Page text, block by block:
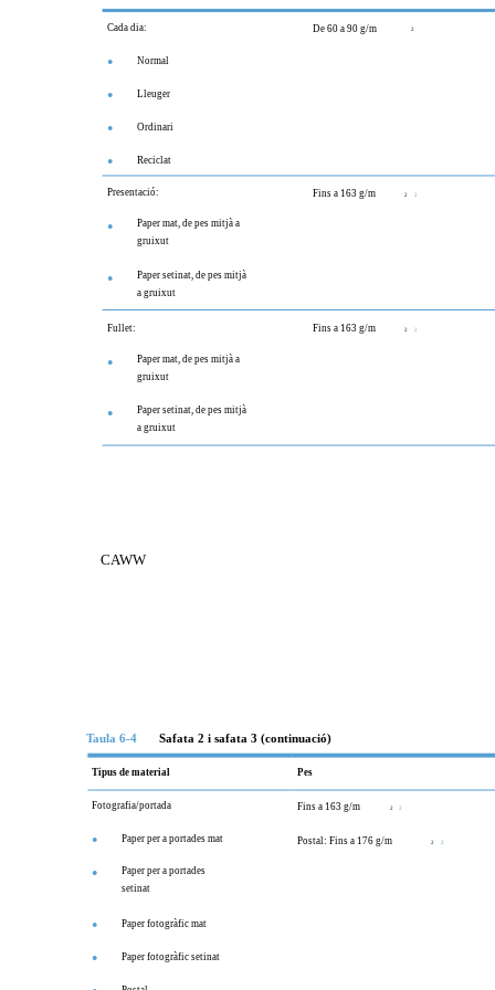
Cada dia:
● Normal
● Lleuger
● Ordinari
● Reciclat
De 60 a 90 g/m 2
Presentació:
●
Paper mat, de pes mitjà a
gruixut
●
Paper setinat, de pes mitjà
a gruixut
Fins a 163 g/m 2 2
Fullet:
●
Paper mat, de pes mitjà a
gruixut
●
Paper setinat, de pes mitjà
a gruixut
Fins a 163 g/m 2 2
CAWW
Taula 6-4 Safata 2 i safata 3 (continuació)
Tipus de material Pes
Fotografia/portada
● Paper per a portades mat
●
Paper per a portades
setinat
● Paper fotogràfic mat
● Paper fotogràfic setinat
Fins a 163 g/m 2 2
Postal: Fins a 176 g/m 2 2